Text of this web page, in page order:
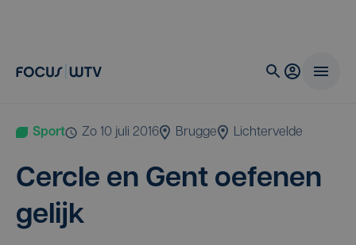
Sport zo 10 juli 2016 Brugge Lichtervelde
Cer­cle en Gent oefe­nen
gelijk